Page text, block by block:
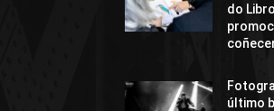
do
último